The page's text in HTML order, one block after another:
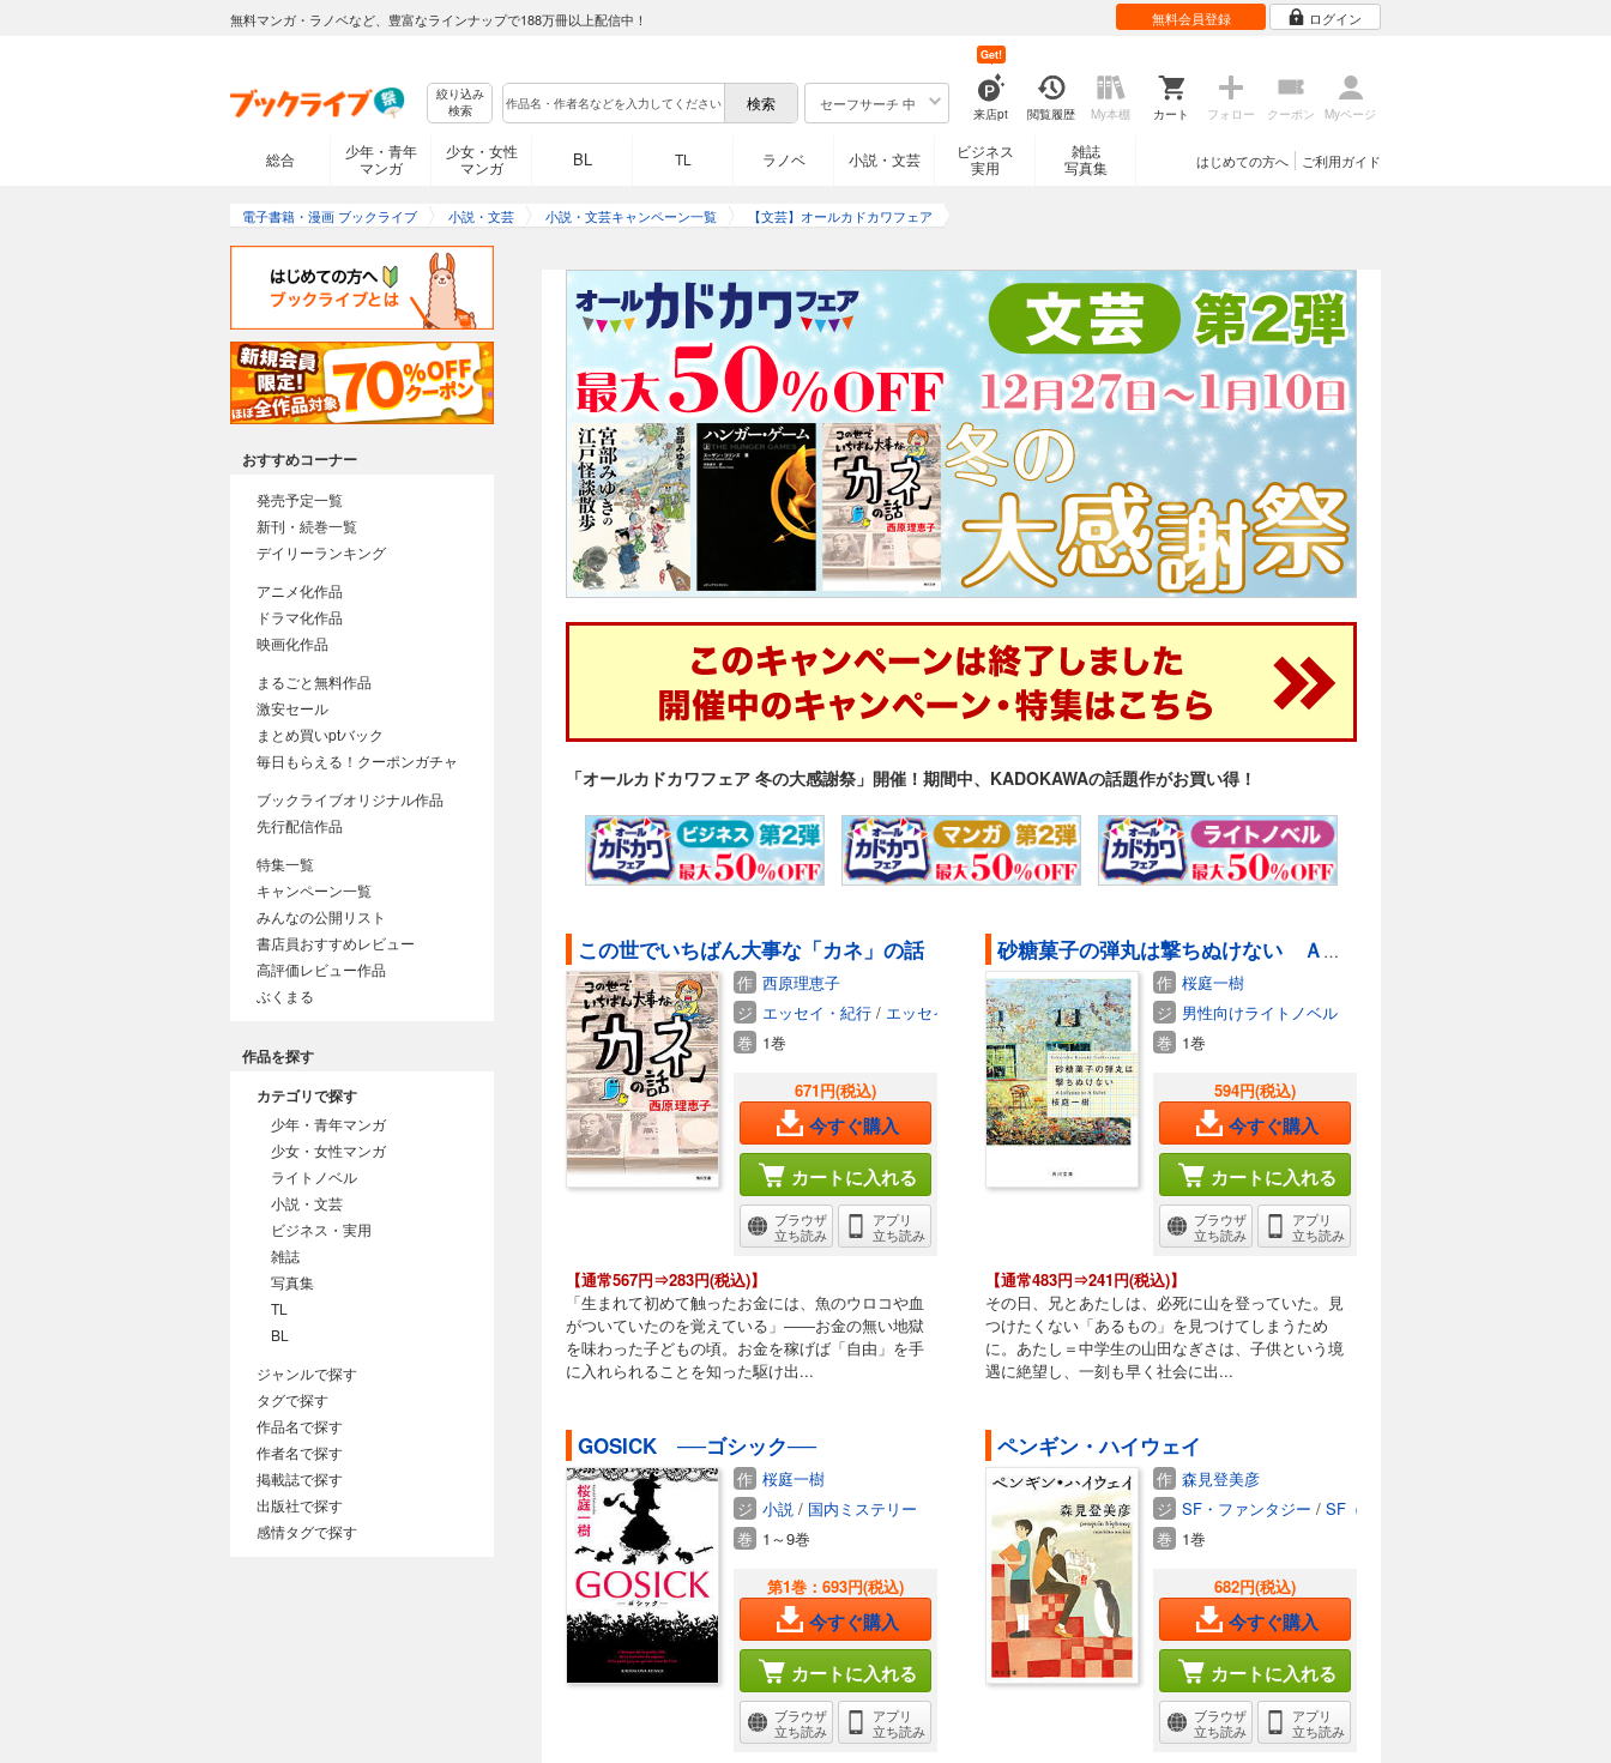
無料マンガ・ラノベなど、豊富なラインナップで188万冊以上配信中！ 無料会員登録 ログイン
絞り込み
検索
セーフサーチ 中
来店pt
Get!
閲覧履歴 My本棚 カート フォロー クーポン Myページ
総合
少年・青年
マンガ
少女・女性
マンガ
BL TL ラノベ 小説・文芸
ビジネス
実用
雑誌
写真集
ご利用ガイド
はじめての方へ
電子書籍・漫画 ブックライブ 小説・文芸 小説・文芸キャンペーン一覧 【文芸】オールカドカワフェア
おすすめコーナー
発売予定一覧
新刊・続巻一覧
デイリーランキング
アニメ化作品
ドラマ化作品
映画化作品
まるごと無料作品
激安セール
まとめ買いptバック
毎日もらえる！クーポンガチャ
ブックライブオリジナル作品
先行配信作品
特集一覧
キャンペーン一覧
みんなの公開リスト
書店員おすすめレビュー
高評価レビュー作品
ぶくまる
作品を探す
カテゴリで探す
少年・青年マンガ
少女・女性マンガ
ライトノベル
小説・文芸
ビジネス・実用
雑誌
写真集
TL
BL
ジャンルで探す
タグで探す
作品名で探す
作者名で探す
掲載誌で探す
出版社で探す
感情タグで探す
「オールカドカワフェア 冬の大感謝祭」開催！期間中、KADOKAWAの話題作がお買い得！
この世でいちばん大事な「カネ」の話
作 西原理恵子
ジ エッセイ・紀行 / エッセイ
巻 1巻
671円(税込)
今すぐ購入
カートに入れる
アプリ
立ち読み
ブラウザ
立ち読み
【通常567円⇒283円(税込)】
「生まれて初めて触ったお金には、魚のウロコや血
がついていたのを覚えている」――お金の無い地獄
を味わった子どもの頃。お金を稼げば「自由」を手
に入れられることを知った駆け出...
砂糖菓子の弾丸は撃ちぬけない Ａ Ｌｏｌｌｙｐｏｐ ｏｒ Ａ Ｂｕｌｌｅｔ
作 桜庭一樹
ジ 男性向けライトノベル
巻 1巻
594円(税込)
今すぐ購入
カートに入れる
アプリ
立ち読み
ブラウザ
立ち読み
【通常483円⇒241円(税込)】
その日、兄とあたしは、必死に山を登っていた。見
つけたくない「あるもの」を見つけてしまうため
に。あたし＝中学生の山田なぎさは、子供という境
遇に絶望し、一刻も早く社会に出...
GOSICK ──ゴシック──
作 桜庭一樹
ジ 小説 / 国内ミステリー
巻 1～9巻
第1巻：693円(税込)
今すぐ購入
カートに入れる
アプリ
立ち読み
ブラウザ
立ち読み
ペンギン・ハイウェイ
作 森見登美彦
ジ SF・ファンタジー / SF（国内）
巻 1巻
682円(税込)
今すぐ購入
カートに入れる
アプリ
立ち読み
ブラウザ
立ち読み